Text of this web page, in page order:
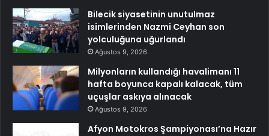
Bilecik siyasetinin unutulmaz
isimlerinden Nazmi Ceyhan son
yolculuğuna uğurlandı
Ağustos 9, 2026
Milyonların kullandığı havalimanı 11
hafta boyunca kapalı kalacak, tüm
uçuşlar askıya alınacak
Ağustos 9, 2026
Afyon Motokros Şampiyonası’na Hazır